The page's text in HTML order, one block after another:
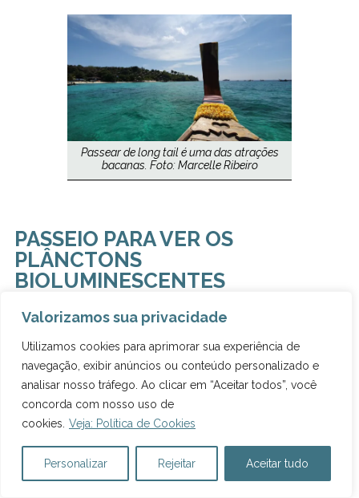
Valorizamos sua privacidade
Utilizamos cookies para aprimorar sua experiência de
navegação, exibir anúncios ou conteúdo personalizado e
analisar nosso tráfego. Ao clicar em “Aceitar todos”, você
concorda com nosso uso de
cookies. Veja: Política de Cookies
Personalizar Rejeitar Aceitar tudo
Passear de long tail é uma das atrações
bacanas. Foto: Marcelle Ribeiro
PASSEIO PARA VER OS
PLÂNCTONS
BIOLUMINESCENTES
plânctons bioluminescentes do Mar de
Andaman? Incrível, né? É isso que você faz
nesse passeio.
Você embarca no começo da tarde em long tail
para visitar pontos turísticos das ilhas, como
Monkey Beach, Pileh Lagoon, Viking Cave e Loh